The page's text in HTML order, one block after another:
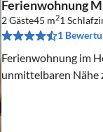
Ferienwohnung
2 Gäste45 m21
1
Ferienwohnung im
unmittelbaren Nähe